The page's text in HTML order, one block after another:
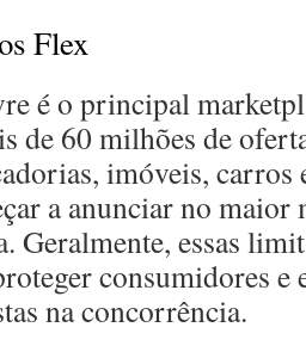
Flex
é o principal
de 60 milhões de
imóveis, carros
a anunciar no maior
Geralmente, essas
consumidores e
na concorrência.